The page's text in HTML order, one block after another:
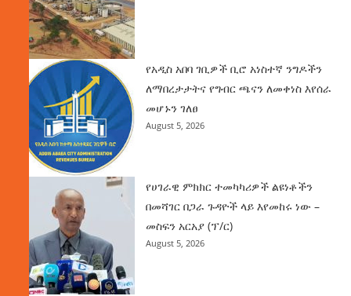
የአዲስ አበባ ገቢዎች ቢሮ አነስተኛ ንግዶችን
ለማበረታታትና የግብር ጫናን ለመቀነስ እየሰራ
መሆኑን ገለፀ
August 5, 2026
የሀገራዊ ምክክር ተመካካሪዎች ልዩነቶችን
በመሻገር በጋራ ጉዳዮች ላይ እየመከሩ ነው –
መስፍን አርአያ (ፕ/ር)
August 5, 2026